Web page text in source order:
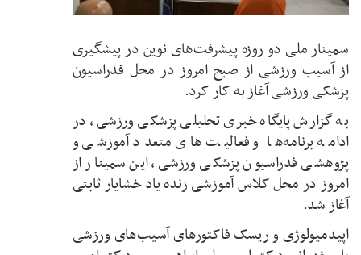
سمینار ملی دو روزه پیشرفت‌های نوین در پیشگیری
از آسیب ورزشی از صبح امروز در محل فدراسیون
پزشکی ورزشی آغاز به کار کرد.
به گزارش پایگاه خبری تحلیلی پزشکی ورزشی، در
ادامه برنامه‌ها و فعالیت های متعدد آموزشی و
پژوهشی فدراسیون پزشکی ورزشی، این سمینار از
امروز در محل کلاس آموزشی زنده یاد خشایار ثابتی
آغاز شد.
اپیدمیولوژی و ریسک فاکتورهای آسیب‌های ورزشی